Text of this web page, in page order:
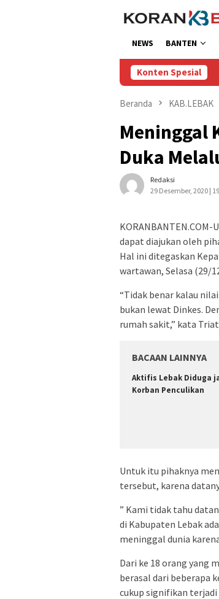
NEWS BANTEN
Konten Spesial
Beranda KAB.LEBAK
Meninggal
Duka
Redaksi
29 Desember, 2020 |
dapat diajukan oleh
Hal ini ditegaskan
wartawan, Selasa (29/
“Tidak benar kalau
bukan lewat Dinkes.
rumah sakit,” kata
BACAAN LAINNYA
Aktifis Lebak Diduga
Korban Penculikan
Untuk itu pihaknya
tersebut, karena
” Kami tidak tahu
di Kabupaten Lebak
meninggal dunia
Dari ke 18 orang yang
berasal dari beberapa
cukup signifikan terjadi